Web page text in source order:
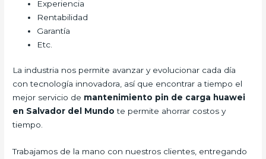
Experiencia
Rentabilidad
Garantía
Etc.
La industria nos permite avanzar y evolucionar cada día
con tecnología innovadora, así que encontrar a tiempo el
mejor servicio de mantenimiento pin de carga huawei
en Salvador del Mundo te permite ahorrar costos y
tiempo.
Trabajamos de la mano con nuestros clientes, entregando